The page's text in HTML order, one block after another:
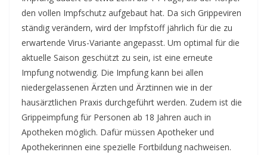
den vollen Impfschutz aufgebaut hat. Da sich Grippeviren
ständig verändern, wird der Impfstoff jährlich für die zu
erwartende Virus-Variante angepasst. Um optimal für die
aktuelle Saison geschützt zu sein, ist eine erneute
Impfung notwendig. Die Impfung kann bei allen
niedergelassenen Ärzten und Ärztinnen wie in der
hausärztlichen Praxis durchgeführt werden. Zudem ist die
Grippeimpfung für Personen ab 18 Jahren auch in
Apotheken möglich. Dafür müssen Apotheker und
Apothekerinnen eine spezielle Fortbildung nachweisen.